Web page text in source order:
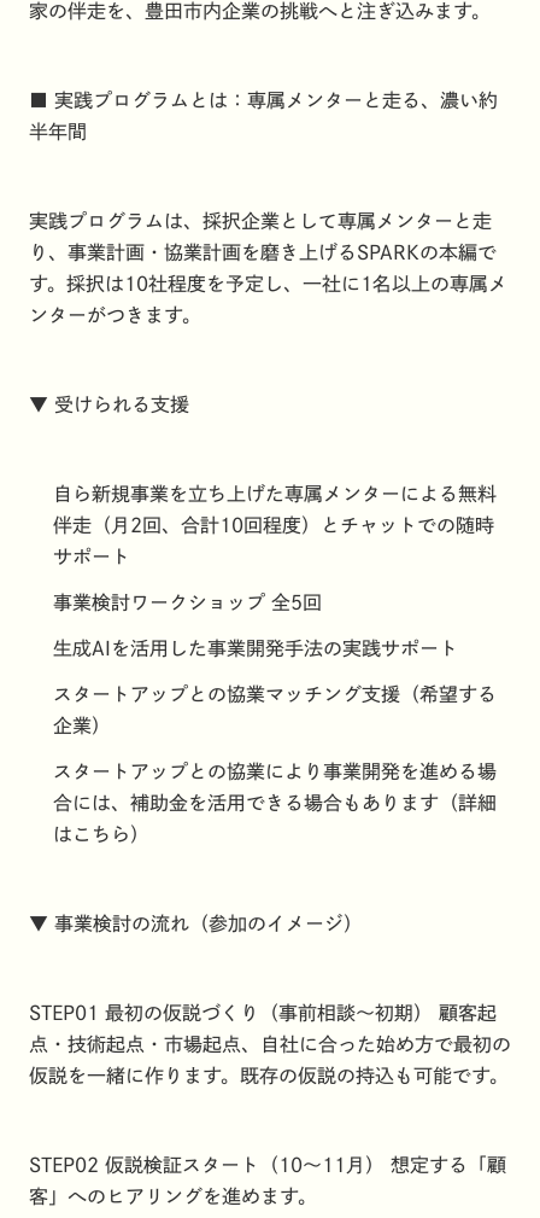
家の伴走を、豊田市内企業の挑戦へと注ぎ込みます。
■ 実践プログラムとは：専属メンターと走る、濃い約
半年間
実践プログラムは、採択企業として専属メンターと走
り、事業計画・協業計画を磨き上げるSPARKの本編で
す。採択は10社程度を予定し、一社に1名以上の専属メ
ンターがつきます。
▼ 受けられる支援
自ら新規事業を立ち上げた専属メンターによる無料
伴走（月2回、合計10回程度）とチャットでの随時
サポート
事業検討ワークショップ 全5回
生成AIを活用した事業開発手法の実践サポート
スタートアップとの協業マッチング支援（希望する
企業）
スタートアップとの協業により事業開発を進める場
合には、補助金を活用できる場合もあります（詳細
はこちら ）
▼ 事業検討の流れ（参加のイメージ）
STEP01 最初の仮説づくり（事前相談〜初期） 顧客起
点・技術起点・市場起点、自社に合った始め方で最初の
仮説を一緒に作ります。既存の仮説の持込も可能です。
STEP02 仮説検証スタート（10〜11月） 想定する「顧
客」へのヒアリングを進めます。